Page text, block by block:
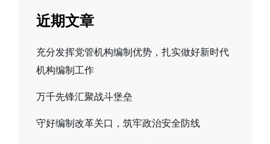
航近期文章
充分发挥党管机构编制优势，扎实做好新时代
机构编制工作
万千先锋汇聚战斗堡垒
守好编制改革关口，筑牢政治安全防线